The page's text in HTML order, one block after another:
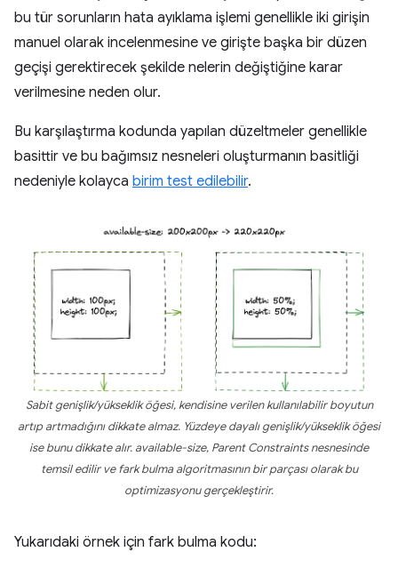
bu tür sorunların hata ayıklama işlemi genellikle iki girişin
manuel olarak incelenmesine ve girişte başka bir düzen
geçişi gerektirecek şekilde nelerin değiştiğine karar
verilmesine neden olur.
Bu karşılaştırma kodunda yapılan düzeltmeler genellikle
basittir ve bu bağımsız nesneleri oluşturmanın basitliği
nedeniyle kolayca birim test edilebilir.
Sabit genişlik/yükseklik öğesi, kendisine verilen kullanılabilir boyutun
artıp artmadığını dikkate almaz. Yüzdeye dayalı genişlik/yükseklik öğesi
ise bunu dikkate alır. available-size, Parent Constraintsnesnesinde
temsil edilir ve fark bulma algoritmasının bir parçası olarak bu
optimizasyonu gerçekleştirir.
Yukarıdaki örnek için fark bulma kodu: